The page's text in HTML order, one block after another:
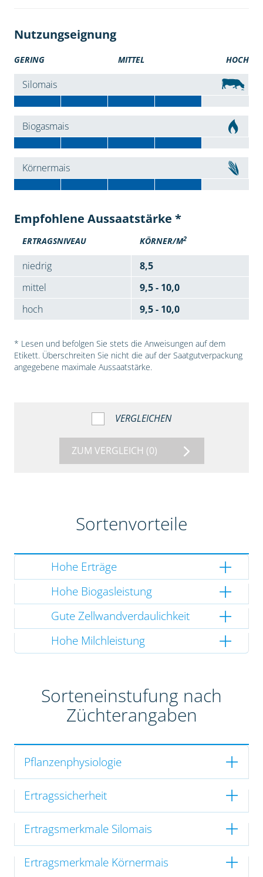
Nutzungseignung
GERING MITTEL HOCH
Silomais
Biogasmais
Körnermais
Empfohlene Aussaatstärke *
ERTRAGSNIVEAU KÖRNER/M2
niedrig
8,5
mittel
9,5 - 10,0
hoch
9,5 - 10,0
* Lesen und befolgen Sie stets die Anweisungen auf dem
Etikett. Überschreiten Sie nicht die auf der Saatgutverpackung
angegebene maximale Aussaatstärke.
VERGLEICHEN
ZUM VERGLEICH (0)
Sortenvorteile
Hohe Erträge
Hohe Biogasleistung
Gute Zellwandverdaulichkeit
Hohe Milchleistung
Sorteneinstufung nach
Züchterangaben
Pflanzenphysiologie
Ertragssicherheit
Ertragsmerkmale Silomais
Ertragsmerkmale Körnermais